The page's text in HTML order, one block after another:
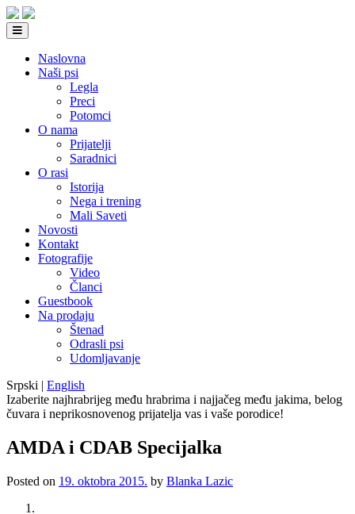
Naslovna
Naši psi
Legla
Preci
Potomci
O nama
Prijatelji
Saradnici
O rasi
Istorija
Nega i trening
Mali Saveti
Novosti
Kontakt
Fotografije
Video
Članci
Guestbook
Na prodaju
Štenad
Odrasli psi
Udomljavanje
Srpski | English
Izaberite najhrabrijeg među hrabrima i najjačeg među jakima, belog
čuvara i neprikosnovenog prijatelja vas i vaše porodice!
AMDA i CDAB Specijalka
Posted on 19. oktobra 2015. by Blanka Lazic